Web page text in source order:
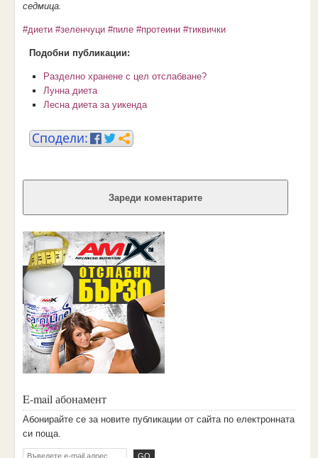
седмица.
#диети #зеленчуци #пиле #протеини #тиквички
Подобни публикации:
Разделно хранене с цел отслабване?
Лунна диета
Лесна диета за уикенда
Зареди коментарите
E-mail абонамент
Aбoниpaйтe ce зa нoвитe пyбликaции oт caйтa пo eлeктpoннaтa
cи пoщa.